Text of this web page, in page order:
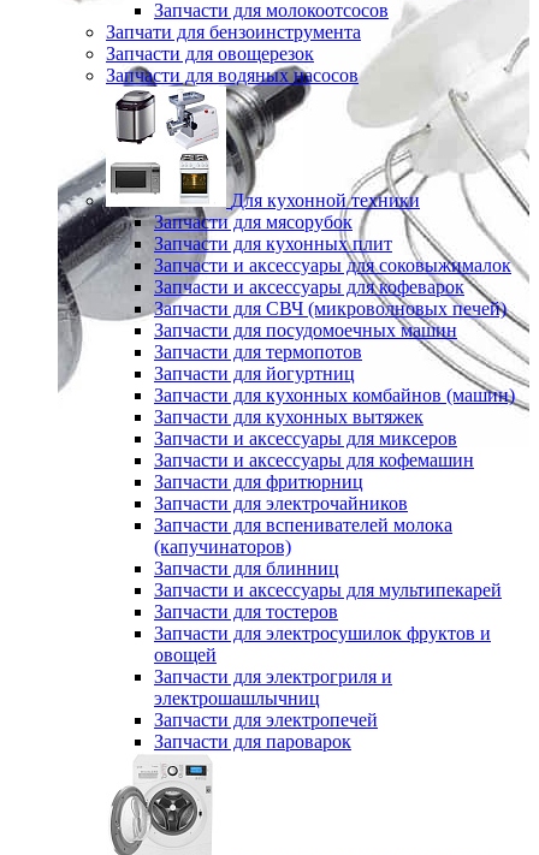
Запчасти для молокоотсосов
Запчати для бензоинструмента
Запчасти для овощерезок
Запчасти для водяных насосов
Для кухонной техники
Запчасти для мясорубок
Запчасти для кухонных плит
Запчасти и аксессуары для соковыжималок
Запчасти и аксессуары для кофеварок
Запчасти для СВЧ (микроволновых печей)
Запчасти для посудомоечных машин
Запчасти для термопотов
Запчасти для йогуртниц
Запчасти для кухонных комбайнов (машин)
Запчасти для кухонных вытяжек
Запчасти и аксессуары для миксеров
Запчасти и аксессуары для кофемашин
Запчасти для фритюрниц
Запчасти для электрочайников
Запчасти для вспенивателей молока
(капучинаторов)
Запчасти для блинниц
Запчасти и аксессуары для мультипекарей
Запчасти для тостеров
Запчасти для электросушилок фруктов и
овощей
Запчасти для электрогриля и
электрошашлычниц
Запчасти для электропечей
Запчасти для пароварок